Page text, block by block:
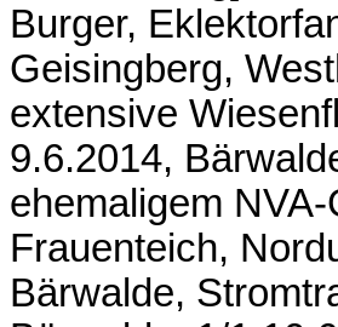
Burger,
Geisingberg,
extensive
9.6.2014,
ehemaligem
Frauenteich,
Bärwalde,